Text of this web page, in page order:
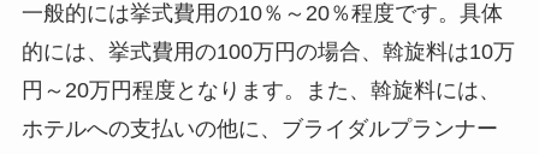
一般的には挙式費用の10％～20％程度です。具体
的には、挙式費用の100万円の場合、斡旋料は10万
円～20万円程度となります。
また、 斡旋料には、
ホテルへの支払いの他に、ブライダルプランナー